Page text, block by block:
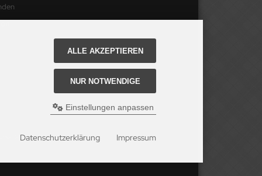
bei Dogfood24.de.
ALLE AKZEPTIEREN
NUR NOTWENDIGE
Einstellungen anpassen
Datenschutzerklärung Impressum